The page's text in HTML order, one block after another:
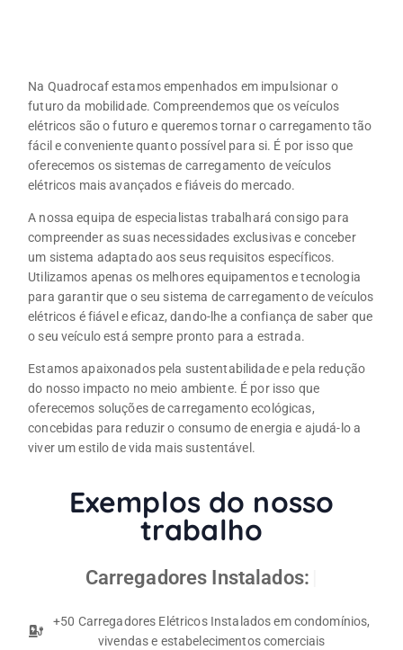
Na Quadrocaf estamos empenhados em impulsionar o
futuro da mobilidade. Compreendemos que os veículos
elétricos são o futuro e queremos tornar o carregamento tão
fácil e conveniente quanto possível para si. É por isso que
oferecemos os sistemas de carregamento de veículos
elétricos mais avançados e fiáveis do mercado.
A nossa equipa de especialistas trabalhará consigo para
compreender as suas necessidades exclusivas e conceber
um sistema adaptado aos seus requisitos específicos.
Utilizamos apenas os melhores equipamentos e tecnologia
para garantir que o seu sistema de carregamento de veículos
elétricos é fiável e eficaz, dando-lhe a confiança de saber que
o seu veículo está sempre pronto para a estrada.
Estamos apaixonados pela sustentabilidade e pela redução
do nosso impacto no meio ambiente. É por isso que
oferecemos soluções de carregamento ecológicas,
concebidas para reduzir o consumo de energia e ajudá-lo a
viver um estilo de vida mais sustentável.
Exemplos do nosso
trabalho
Carregadores Instalados:Empre
+50 Carregadores Elétricos Instalados em condomínios,
vivendas e estabelecimentos comerciais